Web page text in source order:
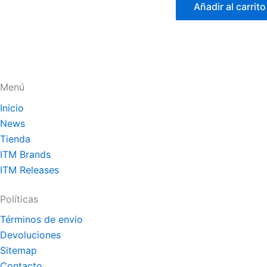
Añadir al carrito
Menú
Inicio
News
Tienda
ITM Brands
ITM Releases
Políticas
Términos de envio
Devoluciones
Sitemap